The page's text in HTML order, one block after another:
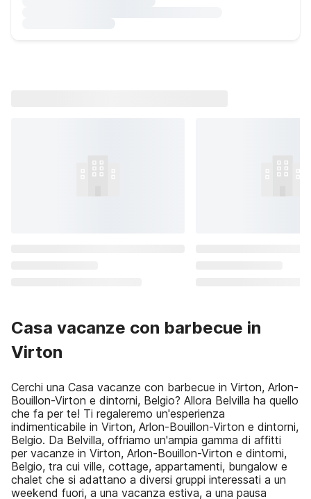
Casa vacanze con barbecue in
Virton
Cerchi una Casa vacanze con barbecue in Virton, Arlon-
Bouillon-Virton e dintorni, Belgio? Allora Belvilla ha quello
che fa per te! Ti regaleremo un'esperienza
indimenticabile in Virton, Arlon-Bouillon-Virton e dintorni,
Belgio. Da Belvilla, offriamo un'ampia gamma di affitti
per vacanze in Virton, Arlon-Bouillon-Virton e dintorni,
Belgio, tra cui ville, cottage, appartamenti, bungalow e
chalet che si adattano a diversi gruppi interessati a un
weekend fuori, a una vacanza estiva, a una pausa